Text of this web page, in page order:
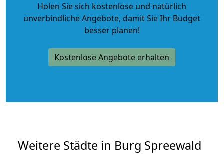
Holen Sie sich kostenlose und natürlich
unverbindliche Angebote, damit Sie Ihr Budget
besser planen!
Kostenlose Angebote erhalten
Weitere Städte in Burg Spreewald